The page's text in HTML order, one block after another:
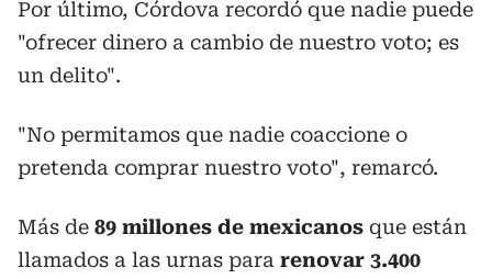
Por último, Córdova recordó que nadie puede
"ofrecer dinero a cambio de nuestro voto; es
un delito".
"No permitamos que nadie coaccione o
pretenda comprar nuestro voto", remarcó.
Más de 89 millones de mexicanos que están
llamados a las urnas para renovar 3.400